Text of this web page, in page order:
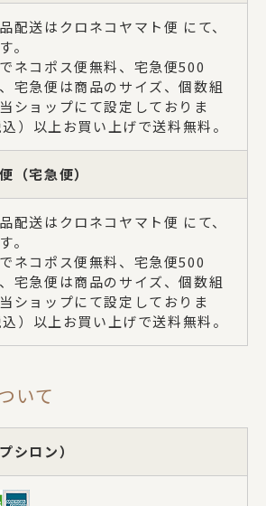
配送はクロネコヤマト便 にて、
。
ネコポス便無料、宅急便500
宅急便は商品のサイズ、個数組
ショップにて設定しておりま
）以上お買い上げで送料無料。
（宅急便）
配送はクロネコヤマト便 にて、
。
ネコポス便無料、宅急便500
宅急便は商品のサイズ、個数組
ショップにて設定しておりま
）以上お買い上げで送料無料。
いて
シロン）